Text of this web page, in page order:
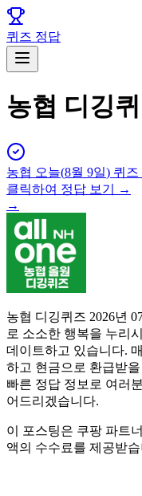
퀴즈 정답
농협 디깅
농협 오늘(8월 9일) 퀴즈
클릭하여 정답 보기 →
→
농협 디깅퀴즈 2026년
로 소소한 행복을 누리
데이트하고 있습니다.
하고 현금으로 환급받
빠른 정답 정보로 여러
어드리겠습니다.
이 포스팅은 쿠팡 파트
액의 수수료를 제공받